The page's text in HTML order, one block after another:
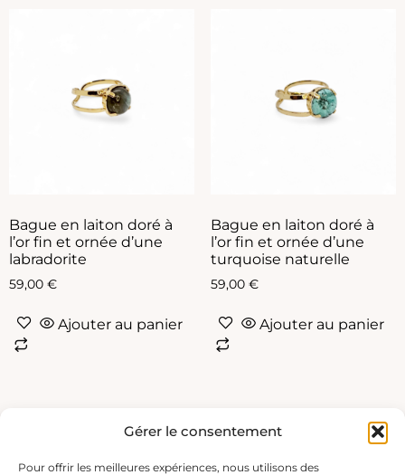
Gérer le consentement
Pour offrir les meilleures expériences, nous utilisons des
Bague en laiton doré à
l’or fin et ornée d’une
labradorite
59,00 €
Ajouter au panier
Bague en laiton doré à
l’or fin et ornée d’une
turquoise naturelle
59,00 €
Ajouter au panier